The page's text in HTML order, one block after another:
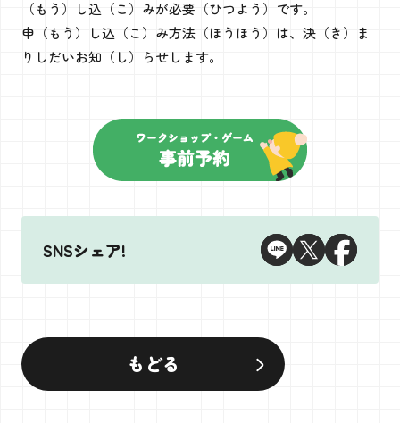
（もう）し込（こ）みが必要（ひつよう）です。
申（もう）し込（こ）み方法（ほうほう）は、決（き）ま
りしだいお知（し）らせします。
SNSシェア!
もどる